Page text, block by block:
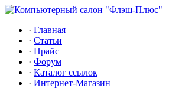
· Главная
· Статьи
· Прайс
· Форум
· Каталог ссылок
· Интернет-Магазин